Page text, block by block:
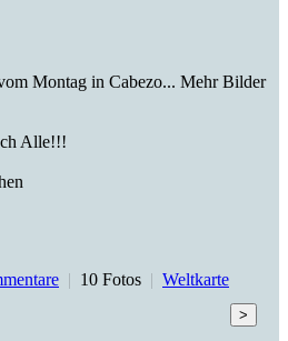
Montag in Cabezo... Mehr Bilder
Alle!!!
| 10 Fotos | Weltkarte
>